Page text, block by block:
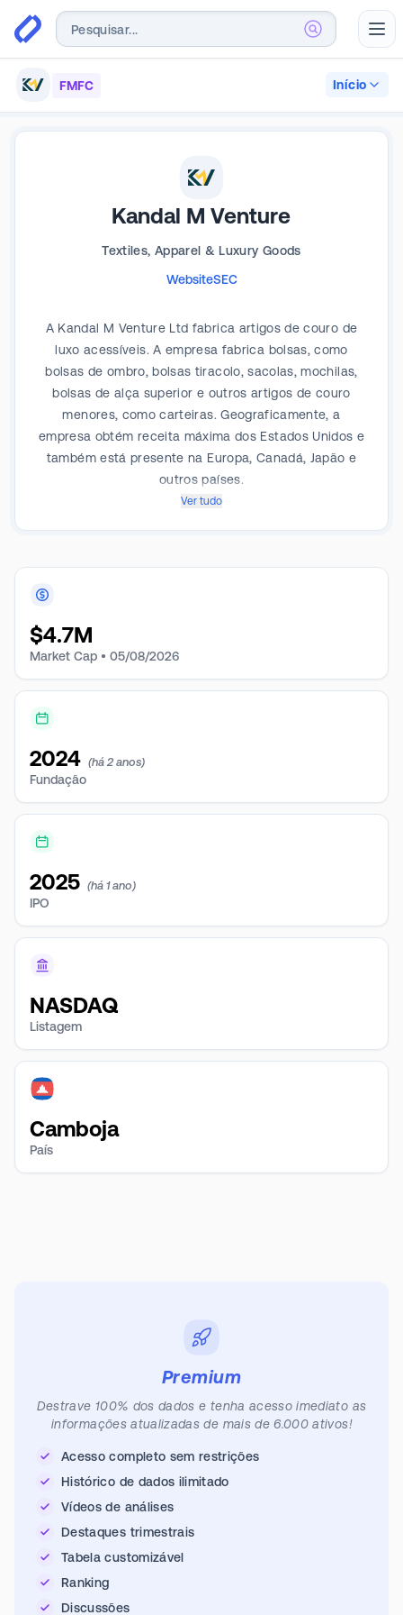
FMFC Início
Kandal M Venture
Textiles, Apparel & Luxury Goods
WebsiteSEC
A Kandal M Venture Ltd fabrica artigos de couro de
luxo acessíveis. A empresa fabrica bolsas, como
bolsas de ombro, bolsas tiracolo, sacolas, mochilas,
bolsas de alça superior e outros artigos de couro
menores, como carteiras. Geograficamente, a
empresa obtém receita máxima dos Estados Unidos e
também está presente na Europa, Canadá, Japão e
outros países.
Ver tudo
$4.7M
Market Cap • 05/08/2026
2024 (há 2 anos)
Fundação
2025 (há 1 ano)
IPO
NASDAQ
Listagem
Camboja
País
Premium
Destrave 100% dos dados e tenha acesso imediato as
informações atualizadas de mais de 6.000 ativos!
Acesso completo sem restrições
Histórico de dados ilimitado
Vídeos de análises
Destaques trimestrais
Tabela customizável
Ranking
Discussões